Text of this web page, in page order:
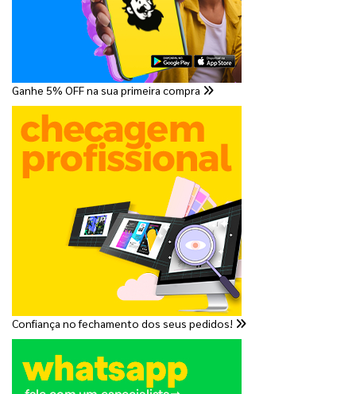
Ganhe 5% OFF na sua primeira compra
Confiança no fechamento dos seus pedidos!